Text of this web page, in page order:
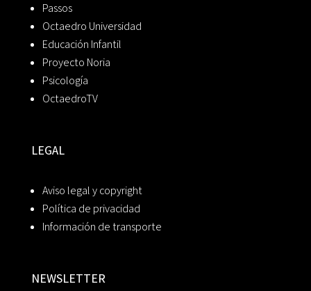
Passos
Octaedro Universidad
Educación Infantil
Proyecto Noria
Psicología
OctaedroTV
LEGAL
Aviso legal y copyright
Política de privacidad
Información de transporte
NEWSLETTER